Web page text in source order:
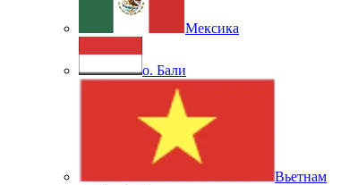
Мексика
о. Бали
Вьетнам